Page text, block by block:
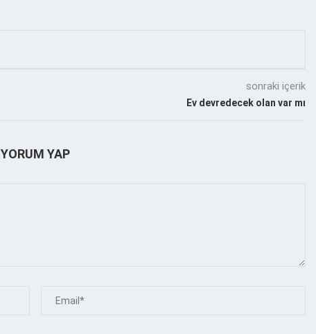
sonraki içerik
Ev devredecek olan var mı
YORUM YAP